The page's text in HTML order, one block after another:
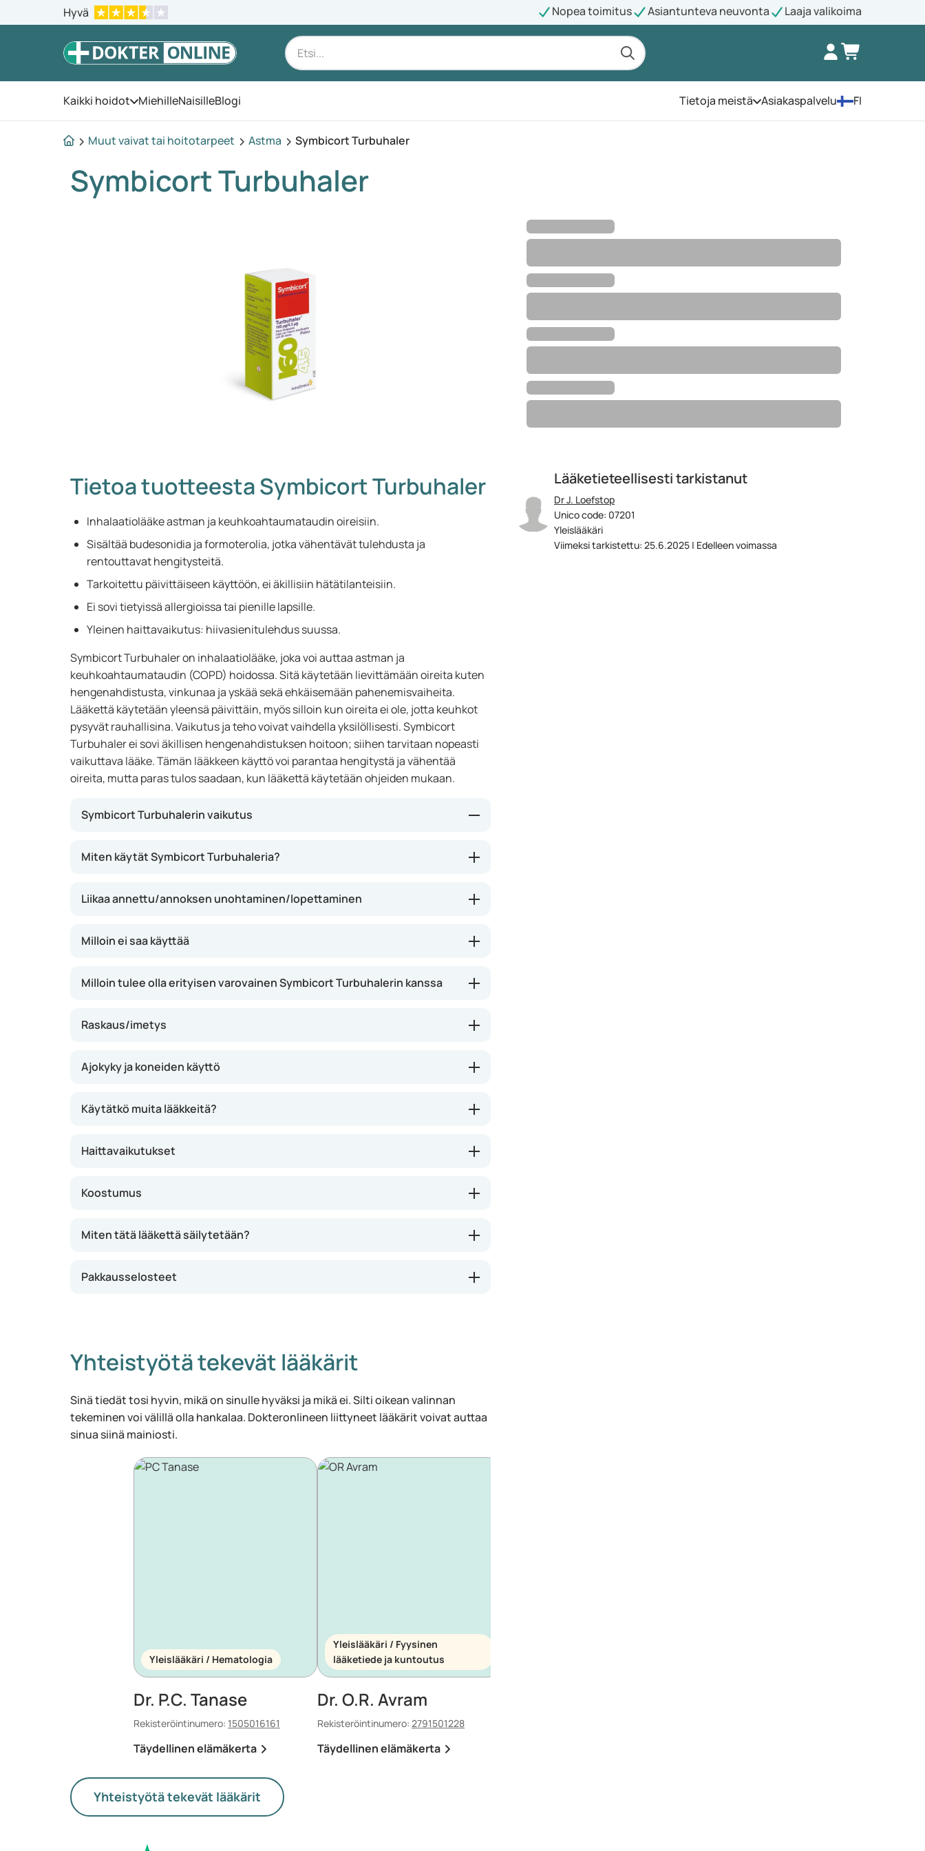
Hyvä Nopea toimitus Asiantunteva neuvonta Laaja valikoima
Kaikki hoidot Avaa valikko
MiehilleNaisilleBlogi Tietoja meistä Avaa valikko
Asiakaspalvelu FI
Muut vaivat tai hoitotarpeet Astma Symbicort Turbuhaler
Symbicort Turbuhaler
Lääketieteellisesti tarkistanut
Dr J. Loefstop
Unico code: 07201
Yleislääkäri
Viimeksi tarkistettu: 25.6.2025 | Edelleen voimassa
Tietoa tuotteesta Symbicort Turbuhaler
Inhalaatiolääke astman ja keuhkoahtaumataudin oireisiin.
Sisältää budesonidia ja formoterolia, jotka vähentävät tulehdusta ja
rentouttavat hengitysteitä.
Tarkoitettu päivittäiseen käyttöön, ei äkillisiin hätätilanteisiin.
Ei sovi tietyissä allergioissa tai pienille lapsille.
Yleinen haittavaikutus: hiivasienitulehdus suussa.
Symbicort Turbuhaler on inhalaatiolääke, joka voi auttaa astman ja
keuhkoahtaumataudin (COPD) hoidossa. Sitä käytetään lievittämään oireita kuten
hengenahdistusta, vinkunaa ja yskää sekä ehkäisemään pahenemisvaiheita.
Lääkettä käytetään yleensä päivittäin, myös silloin kun oireita ei ole, jotta keuhkot
pysyvät rauhallisina. Vaikutus ja teho voivat vaihdella yksilöllisesti. Symbicort
Turbuhaler ei sovi äkillisen hengenahdistuksen hoitoon; siihen tarvitaan nopeasti
vaikuttava lääke. Tämän lääkkeen käyttö voi parantaa hengitystä ja vähentää
oireita, mutta paras tulos saadaan, kun lääkettä käytetään ohjeiden mukaan.
Symbicort Turbuhalerin vaikutus
hengitysteiden tulehdusta) ja formoterolia (auttaa rentouttamaan
helpottaa hengittämistä. Tämän yhdistelmän ansiosta Symbicort Turbuhaler
muutaman päivän tai viikon säännöllisen käytön jälkeen.
Miten käytät Symbicort Turbuhaleria?
Liikaa annettu/annoksen unohtaminen/lopettaminen
Milloin ei saa käyttää
Milloin tulee olla erityisen varovainen Symbicort Turbuhalerin kanssa
Raskaus/imetys
Ajokyky ja koneiden käyttö
Käytätkö muita lääkkeitä?
Haittavaikutukset
Koostumus
Miten tätä lääkettä säilytetään?
Pakkausselosteet
Yhteistyötä tekevät lääkärit
Sinä tiedät tosi hyvin, mikä on sinulle hyväksi ja mikä ei. Silti oikean valinnan
tekeminen voi välillä olla hankalaa. Dokteronlineen liittyneet lääkärit voivat auttaa
sinua siinä mainiosti.
Yleislääkäri / Hematologia
Dr. P.C. Tanase
Rekisteröintinumero: 1505016161
Täydellinen elämäkerta
Yleislääkäri / Fyysinen
lääketiede ja kuntoutus
Dr. O.R. Avram
Rekisteröintinumero: 2791501228
Täydellinen elämäkerta
Yhteistyötä tekevät lääkärit